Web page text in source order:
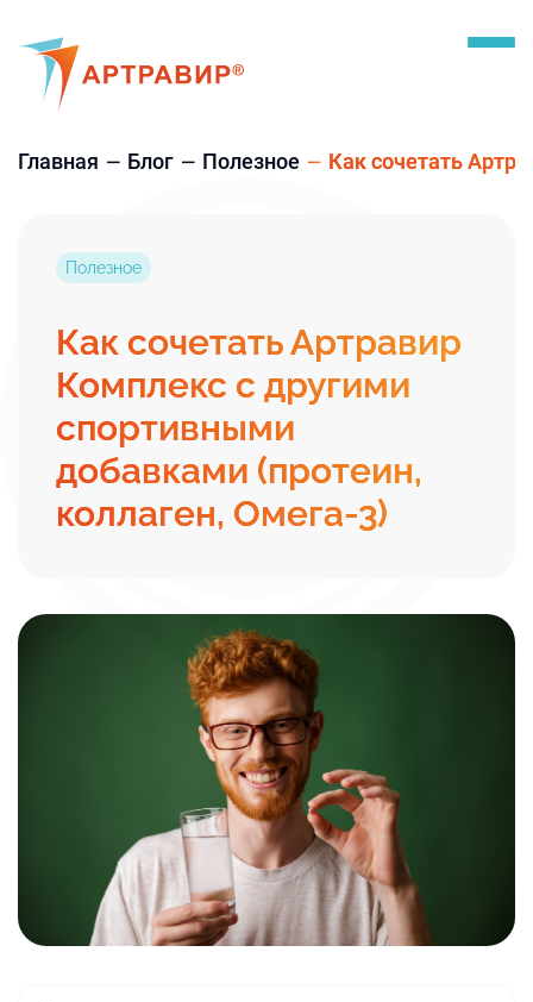
Главная Блог Полезное Как сочетать
Полезное
Как сочетать Артравир
Комплекс с другими
спортивными
добавками (протеин,
коллаген, Омега-3)